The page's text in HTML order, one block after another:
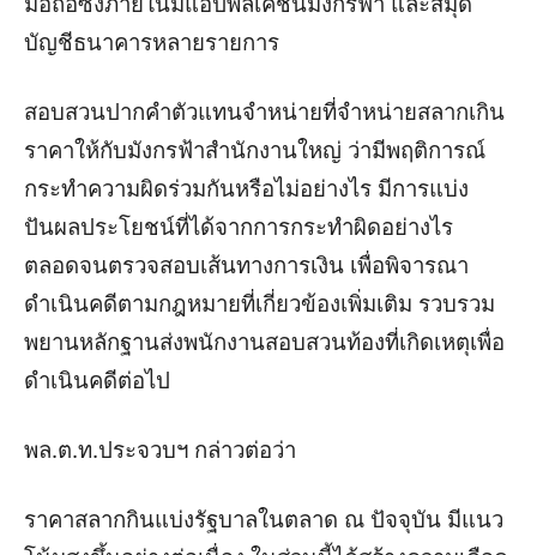
บัญชีธนาคารหลายรายการ
สอบสวนปากคำตัวแทนจำหน่ายที่จำหน่ายสลากเกิน
ราคาให้กับมังกรฟ้าสำนักงานใหญ่ ว่ามีพฤติการณ์
กระทำความผิดร่วมกันหรือไม่อย่างไร มีการแบ่ง
ปันผลประโยชน์ที่ได้จากการกระทำผิดอย่างไร
ตลอดจนตรวจสอบเส้นทางการเงิน เพื่อพิจารณา
ดำเนินคดีตามกฎหมายที่เกี่ยวข้องเพิ่มเติม รวบรวม
พยานหลักฐานส่งพนักงานสอบสวนท้องที่เกิดเหตุเพื่อ
ดำเนินคดีต่อไป
พล.ต.ท.ประจวบฯ กล่าวต่อว่า
ราคาสลากกินแบ่งรัฐบาลในตลาด ณ ปัจจุบัน มีแนว